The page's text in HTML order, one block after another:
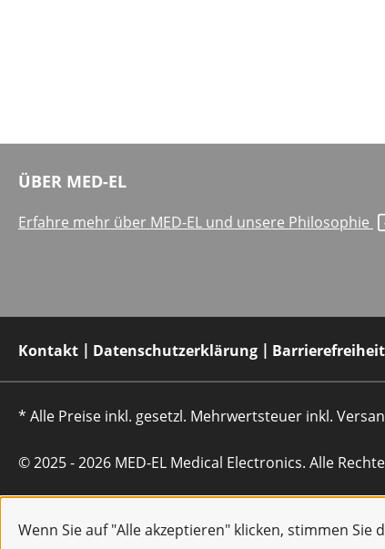
Wenn Sie auf "Alle akzeptieren" klicken, stimmen Sie
ÜBER MED-EL
Erfahre mehr über MED-EL und unsere Philosophie
Kontakt Datenschutzerklärung
* Alle Preise inkl. gesetzl. Mehrwertsteuer inkl.
© 2025 - 2026 MED-EL Medical Electronics. Alle